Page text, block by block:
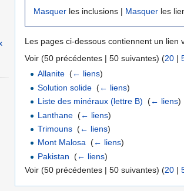
Masquer les inclusions | Masquer les
Les pages ci-dessous contiennent un lien
Voir (50 précédentes | 50 suivantes) (20 |
Allanite ‎(← liens)
Solution solide ‎(← liens)
Liste des minéraux (lettre B) ‎(← liens)
Lanthane ‎(← liens)
Trimouns ‎(← liens)
Mont Malosa ‎(← liens)
Pakistan ‎(← liens)
Voir (50 précédentes | 50 suivantes) (20 |